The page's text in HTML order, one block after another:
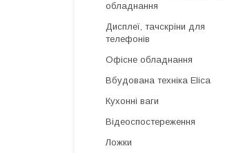
обладнання
Дисплеї, тачскріни для
телефонів
Офісне обладнання
Вбудована техніка Elica
Кухонні ваги
Відеоспостереження
Ложки